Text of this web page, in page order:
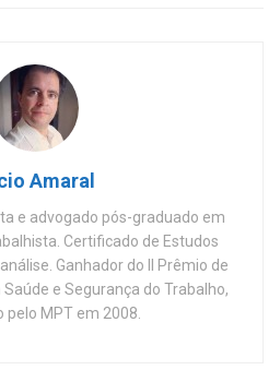
Amaral
e advogado pós-graduado em
Certificado de Estudos
Ganhador do II Prêmio de
e Segurança do Trabalho,
pelo MPT em 2008.